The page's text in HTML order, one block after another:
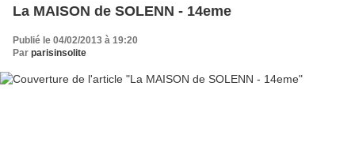
La MAISON de SOLENN - 14eme
Publié le 04/02/2013 à 19:20
Par parisinsolite